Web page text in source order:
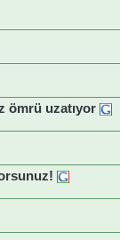
ömrü uzatıyor